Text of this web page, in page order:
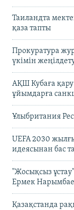
Таиландта
қаза тапты
Прокуратура
үкімін
АҚШ Кубаға
ұйымдарға
Ұлыбритания
UEFA 2030
идеясынан бас
"Жосықсыз
Ермек
Қазақстанда